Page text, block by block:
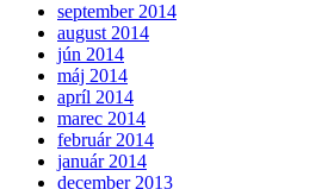
september 2014
august 2014
jún 2014
máj 2014
apríl 2014
marec 2014
február 2014
január 2014
december 2013